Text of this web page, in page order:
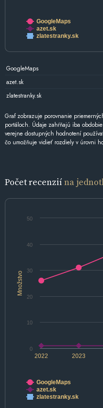
GoogleMaps
azet.sk
zlatestranky.sk
GoogleMaps
azet.sk
zlatestranky.sk
Graf zobrazuje porovnanie
portáloch. Údaje zahŕňajú iba
verejne dostupných hodnotení
čo umožňuje vidieť rozdiely v úrovni
Počet recenziína
Množstvo
2022 2023
0
10
20
30
40
50
GoogleMaps
azet.sk
zlatestranky.sk